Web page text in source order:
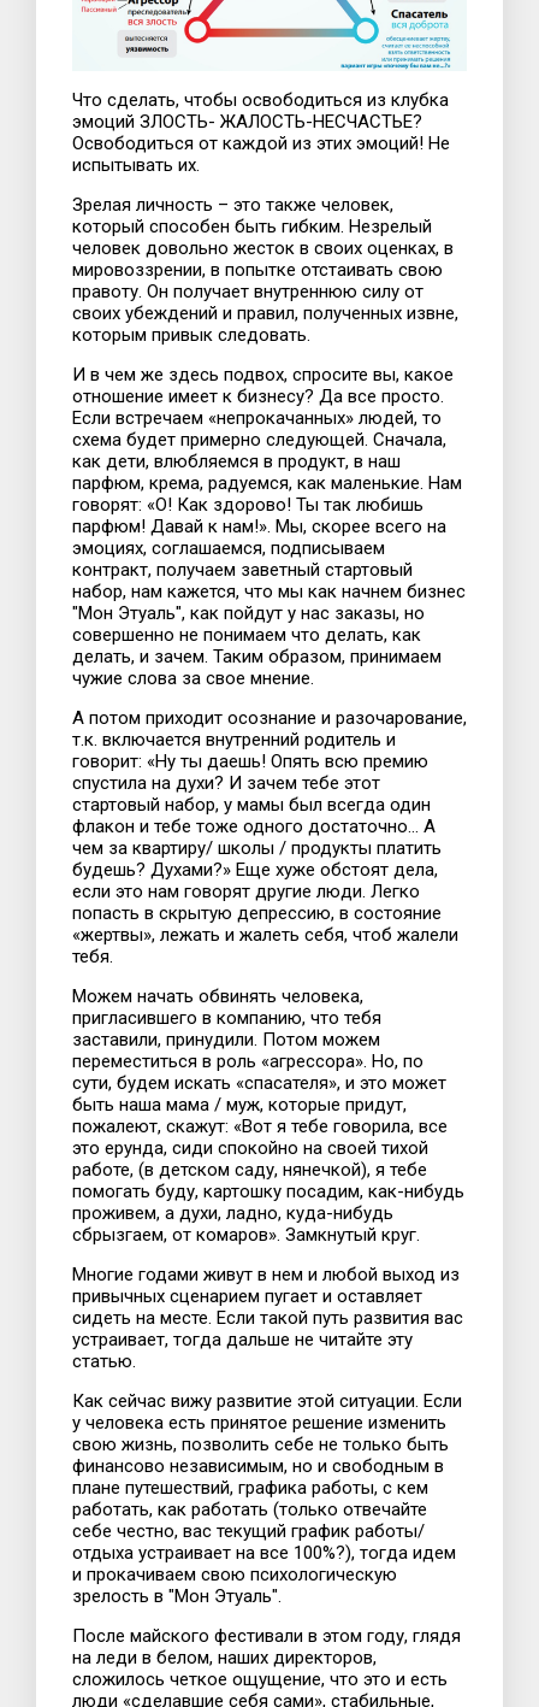
Что сделать, чтобы освободиться из клубка
эмоций ЗЛОСТЬ- ЖАЛОСТЬ-НЕСЧАСТЬЕ?
Освободиться от каждой из этих эмоций! Не
испытывать их.
Зрелая личность – это также человек,
который способен быть гибким. Незрелый
человек довольно жесток в своих оценках, в
мировоззрении, в попытке отстаивать свою
правоту. Он получает внутреннюю силу от
своих убеждений и правил, полученных извне,
которым привык следовать.
И в чем же здесь подвох, спросите вы, какое
отношение имеет к бизнесу? Да все просто.
Если встречаем «непрокачанных» людей, то
схема будет примерно следующей. Сначала,
как дети, влюбляемся в продукт, в наш
парфюм, крема, радуемся, как маленькие. Нам
говорят: «О! Как здорово! Ты так любишь
парфюм! Давай к нам!». Мы, скорее всего на
эмоциях, соглашаемся, подписываем
контракт, получаем заветный стартовый
набор, нам кажется, что мы как начнем бизнес
"Мон Этуаль", как пойдут у нас заказы, но
совершенно не понимаем что делать, как
делать, и зачем. Таким образом, принимаем
чужие слова за свое мнение.
А потом приходит осознание и разочарование,
т.к. включается внутренний родитель и
говорит: «Ну ты даешь! Опять всю премию
спустила на духи? И зачем тебе этот
стартовый набор, у мамы был всегда один
флакон и тебе тоже одного достаточно… А
чем за квартиру/ школы / продукты платить
будешь? Духами?» Еще хуже обстоят дела,
если это нам говорят другие люди. Легко
попасть в скрытую депрессию, в состояние
«жертвы», лежать и жалеть себя, чтоб жалели
тебя.
Можем начать обвинять человека,
пригласившего в компанию, что тебя
заставили, принудили. Потом можем
переместиться в роль «агрессора». Но, по
сути, будем искать «спасателя», и это может
быть наша мама / муж, которые придут,
пожалеют, скажут: «Вот я тебе говорила, все
это ерунда, сиди спокойно на своей тихой
работе, (в детском саду, нянечкой), я тебе
помогать буду, картошку посадим, как-нибудь
проживем, а духи, ладно, куда-нибудь
сбрызгаем, от комаров». Замкнутый круг.
Многие годами живут в нем и любой выход из
привычных сценарием пугает и оставляет
сидеть на месте. Если такой путь развития вас
устраивает, тогда дальше не читайте эту
статью.
Как сейчас вижу развитие этой ситуации. Если
у человека есть принятое решение изменить
свою жизнь, позволить себе не только быть
финансово независимым, но и свободным в
плане путешествий, графика работы, с кем
работать, как работать (только отвечайте
себе честно, вас текущий график работы/
отдыха устраивает на все 100%?), тогда идем
и прокачиваем свою психологическую
зрелость в "Мон Этуаль".
После майского фестивали в этом году, глядя
на леди в белом, наших директоров,
сложилось четкое ощущение, что это и есть
люди «сделавшие себя сами», стабильные,